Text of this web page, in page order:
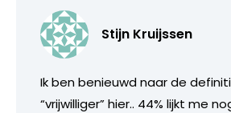
Stijn Kruijssen
Ik ben benieuwd naar de
“vrijwilliger” hier.. 44% lijkt me